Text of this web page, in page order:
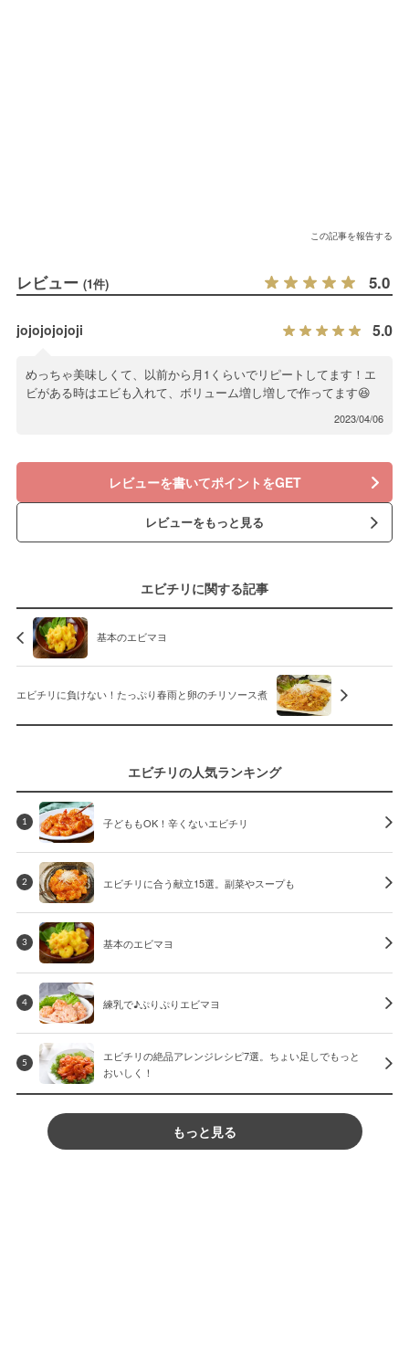
この記事を報告する
レビュー (1件) 5.0
jojojojojoji 5.0
めっちゃ美味しくて、以前から月1くらいでリピートしてます！エ
ビがある時はエビも入れて、ボリューム増し増しで作ってます😆
2023/04/06
レビューを書いてポイントをGET
レビューをもっと見る
エビチリに関する記事
基本のエビマヨ
エビチリに負けない！たっぷり春雨と卵のチリソース煮
エビチリの人気ランキング
1 子どももOK！辛くないエビチリ
2 エビチリに合う献立15選。副菜やスープも
3 基本のエビマヨ
4 練乳で♪ぷりぷりエビマヨ
5
エビチリの絶品アレンジレシピ7選。ちょい足しでもっと
おいしく！
もっと見る